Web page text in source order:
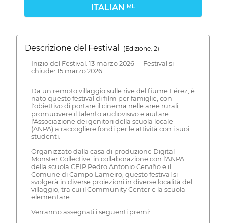
ITALIAN ML
Descrizione del Festival
( Edizione: 2)
Inizio del Festival: 13 marzo 2026 Festival si
chiude: 15 marzo 2026
Da un remoto villaggio sulle rive del fiume Lérez, è
nato questo festival di film per famiglie, con
l'obiettivo di portare il cinema nelle aree rurali,
promuovere il talento audiovisivo e aiutare
l'Associazione dei genitori della scuola locale
(ANPA) a raccogliere fondi per le attività con i suoi
studenti.
Organizzato dalla casa di produzione Digital
Monster Collective, in collaborazione con l'ANPA
della scuola CEIP Pedro Antonio Cerviño e il
Comune di Campo Lameiro, questo festival si
svolgerà in diverse proiezioni in diverse località del
villaggio, tra cui il Community Center e la scuola
elementare.
Verranno assegnati i seguenti premi: